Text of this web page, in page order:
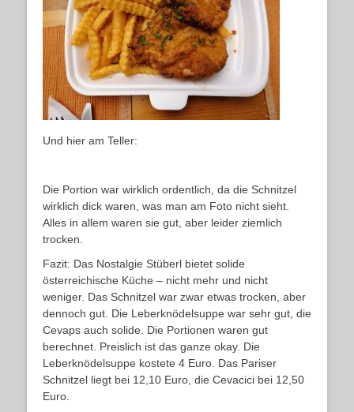
Und hier am Teller:
Die Portion war wirklich ordentlich, da die Schnitzel
wirklich dick waren, was man am Foto nicht sieht.
Alles in allem waren sie gut, aber leider ziemlich
trocken.
Fazit: Das Nostalgie Stüberl bietet solide
österreichische Küche – nicht mehr und nicht
weniger. Das Schnitzel war zwar etwas trocken, aber
dennoch gut. Die Leberknödelsuppe war sehr gut, die
Cevaps auch solide. Die Portionen waren gut
berechnet. Preislich ist das ganze okay. Die
Leberknödelsuppe kostete 4 Euro. Das Pariser
Schnitzel liegt bei 12,10 Euro, die Cevacici bei 12,50
Euro.